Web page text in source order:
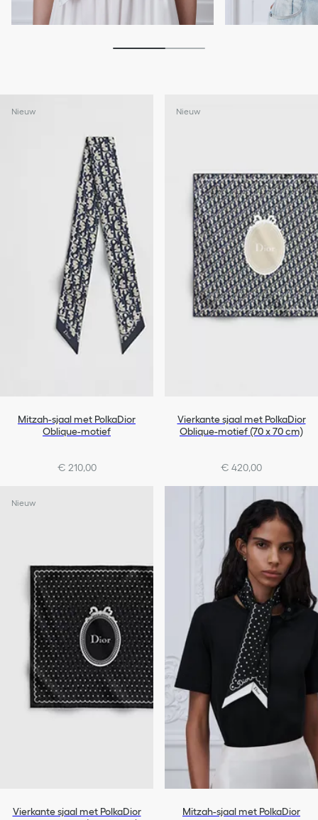
Nieuw
Mitzah-sjaal met PolkaDior
Oblique-motief
€ 210,00
Nieuw
Vierkante sjaal met PolkaDior
Oblique-motief (70 x 70 cm)
€ 420,00
Nieuw
Vierkante sjaal met PolkaDior
Mitzah-sjaal met PolkaDior